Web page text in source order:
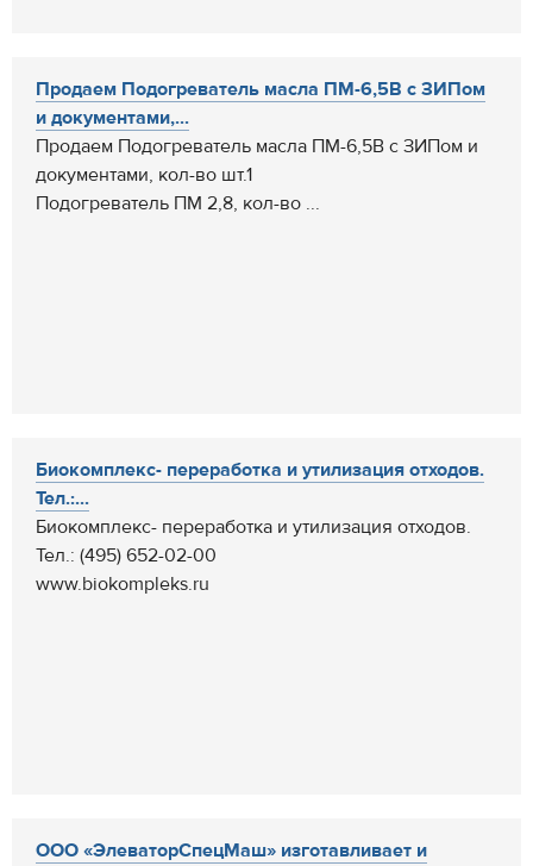
Продаем Подогреватель масла ПМ-6,5В с ЗИПом
и документами,...
Продаем Подогреватель масла ПМ-6,5В с ЗИПом и
документами, кол-во шт.1
Подогреватель ПМ 2,8, кол-во ...
Биокомплекс- переработка и утилизация отходов.
Тел.:...
Биокомплекс- переработка и утилизация отходов.
Тел.: (495) 652-02-00
www.biokompleks.ru
ООО «ЭлеваторСпецМаш» изготавливает и